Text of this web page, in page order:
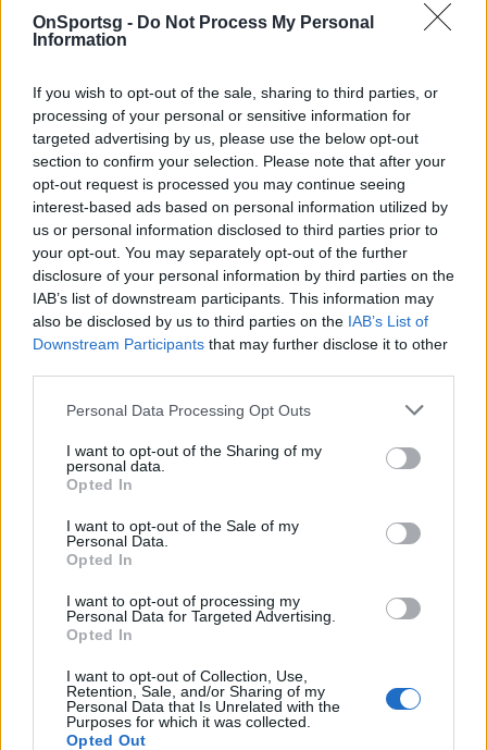
OnSportsg - Do Not Process My Personal
Information
If you wish to opt-out of the sale, sharing to third parties, or
processing of your personal or sensitive information for
targeted advertising by us, please use the below opt-out
section to confirm your selection. Please note that after your
opt-out request is processed you may continue seeing
interest-based ads based on personal information utilized by
us or personal information disclosed to third parties prior to
your opt-out. You may separately opt-out of the further
disclosure of your personal information by third parties on the
IAB’s list of downstream participants. This information may
also be disclosed by us to third parties on the IAB’s List of
Downstream Participants that may further disclose it to other
Personal Data Processing Opt Outs
I want to opt-out of the Sharing of my
personal data.
Opted In
I want to opt-out of the Sale of my
Personal Data.
Opted In
I want to opt-out of processing my
Personal Data for Targeted Advertising.
Opted In
I want to opt-out of Collection, Use,
Retention, Sale, and/or Sharing of my
Personal Data that Is Unrelated with the
Purposes for which it was collected.
Opted Out
Παιχνίδι από παντού στη Novibet με το
νέο Mobile App